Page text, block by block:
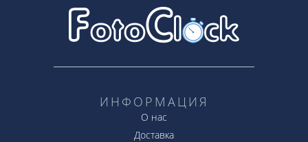
ИНФОРМАЦИЯ
О нас
Доставка